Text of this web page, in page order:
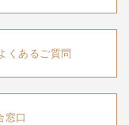
くあるご質問
窓口